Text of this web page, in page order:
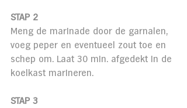
STAP 2
Meng de marinade door de garnalen,
voeg peper en eventueel zout toe en
schep om. Laat 30 min. afgedekt in de
koelkast marineren.
STAP 3